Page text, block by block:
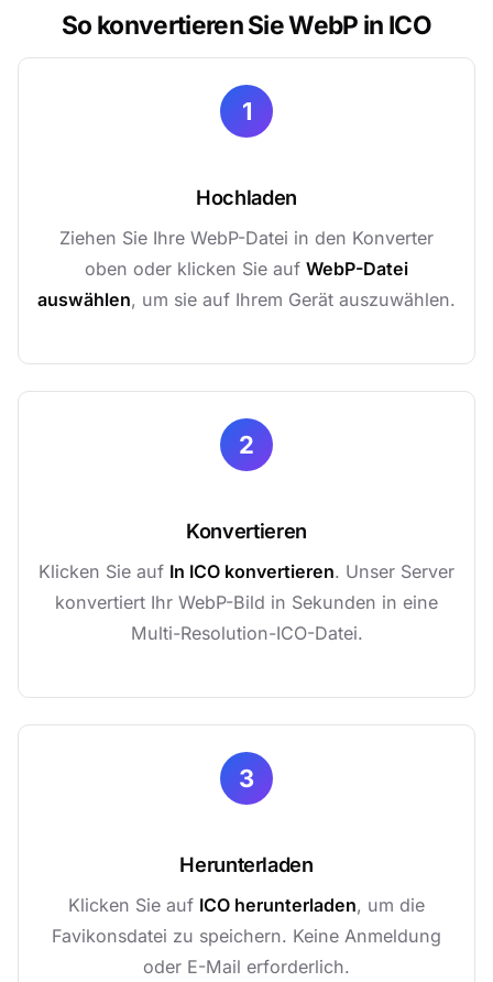
So konvertieren Sie WebP in ICO
1
Hochladen
Ziehen Sie Ihre WebP-Datei in den Konverter
oben oder klicken Sie auf WebP-Datei
auswählen, um sie auf Ihrem Gerät auszuwählen.
2
Konvertieren
Klicken Sie auf In ICO konvertieren. Unser Server
konvertiert Ihr WebP-Bild in Sekunden in eine
Multi-Resolution-ICO-Datei.
3
Herunterladen
Klicken Sie auf ICO herunterladen, um die
Favikonsdatei zu speichern. Keine Anmeldung
oder E-Mail erforderlich.